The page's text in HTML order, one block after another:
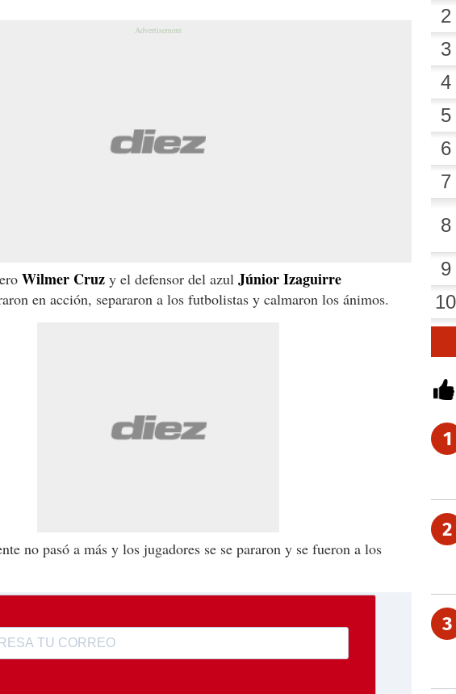
Wilmer Cruz y el defensor del azul Júnior Izaguirre
en acción, separaron a los futbolistas y calmaron los ánimos.
no pasó a más y los jugadores se se pararon y se fueron a los
1
2
3